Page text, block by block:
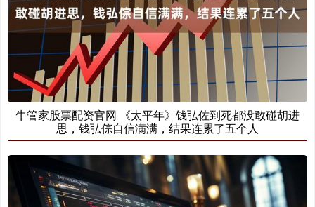
牛管家股票配资官网 《太平年》钱弘佐到死都没敢碰胡进
思，钱弘倧自信满满，结果连累了五个人